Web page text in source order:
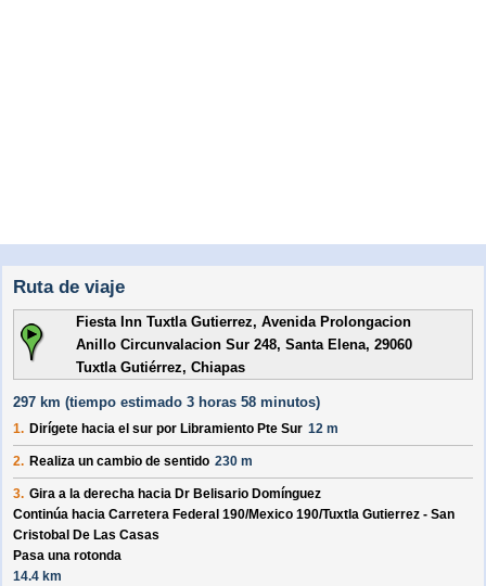
Ruta de viaje
Fiesta Inn Tuxtla Gutierrez, Avenida Prolongacion
Anillo Circunvalacion Sur 248, Santa Elena, 29060
Tuxtla Gutiérrez, Chiapas
297 km (tiempo estimado 3 horas 58 minutos)
1. Dirígete hacia el sur por Libramiento Pte Sur 12 m
2. Realiza un cambio de sentido 230 m
3. Gira a la derecha hacia Dr Belisario Domínguez
Continúa hacia Carretera Federal 190/Mexico 190/Tuxtla Gutierrez - San
Cristobal De Las Casas
Pasa una rotonda
14.4 km